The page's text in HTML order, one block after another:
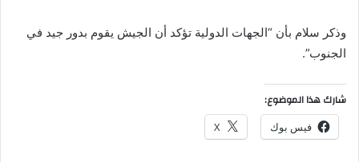
وذكر سلام بأن “الجهات الدولية تؤكد أن الجيش يقوم بدور جيد في
الجنوب”.
شارك هذا الموضوع:
فيس بوك X